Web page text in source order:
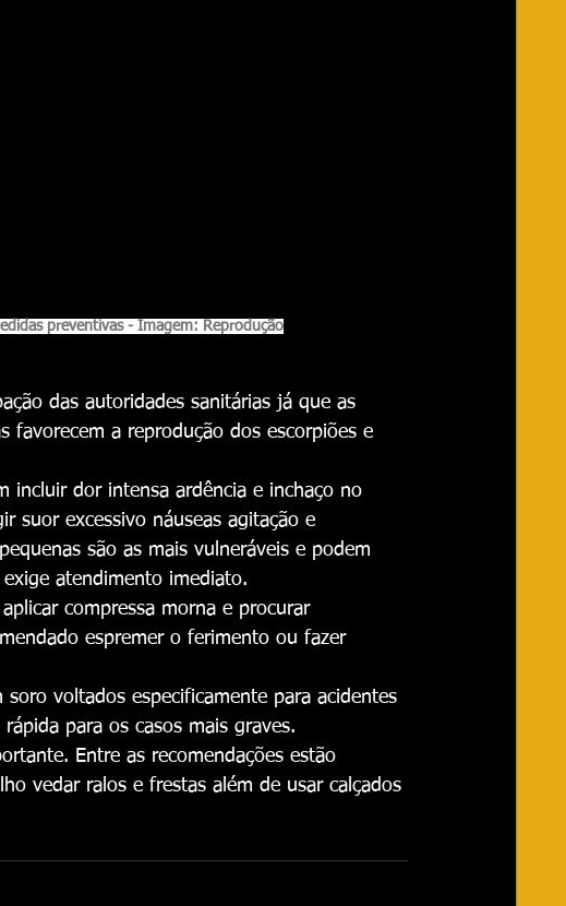
preventivas - Imagem: Reprodução
das autoridades sanitárias já que as
favorecem a reprodução dos escorpiões e
incluir dor intensa ardência e inchaço no
suor excessivo náuseas agitação e
são as mais vulneráveis e podem
atendimento imediato.
compressa morna e procurar
espremer o ferimento ou fazer
voltados especificamente para acidentes
para os casos mais graves.
Entre as recomendações estão
vedar ralos e frestas além de usar calçados